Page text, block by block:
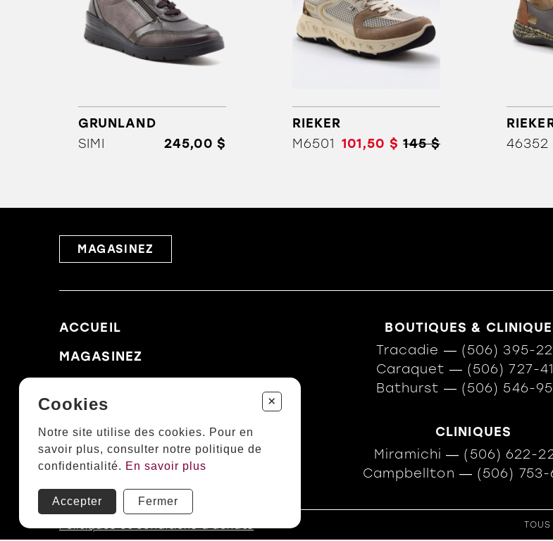
GRUNLAND
SIMI
245,00 $
RIEKER
M6501 101,50 $ 145 $
46352
MAGASINEZ
ACCUEIL
MAGASINEZ
CLINIQUE
À PROPOS
NOUS JOINDRE
BOUTIQUES &
Tracadie ― (506) 395-
Caraquet ― (506) 727-
Bathurst ― (506) 546-
CLINIQUES
Miramichi ― (506) 622-
Campbellton ― (506) 753-
Politiques et conditions d'achats
Cookies +
Notre site utilise des cookies. Pour en
savoir plus, consulter notre politique de
confidentialité. En savoir plus
Accepter Fermer